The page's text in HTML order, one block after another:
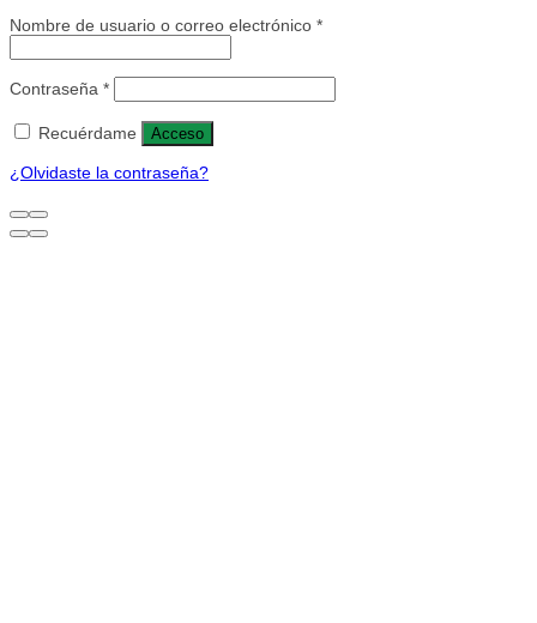
Nombre de usuario o correo electrónico *
Contraseña *
Recuérdame Acceso
¿Olvidaste la contraseña?